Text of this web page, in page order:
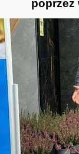
poprzez